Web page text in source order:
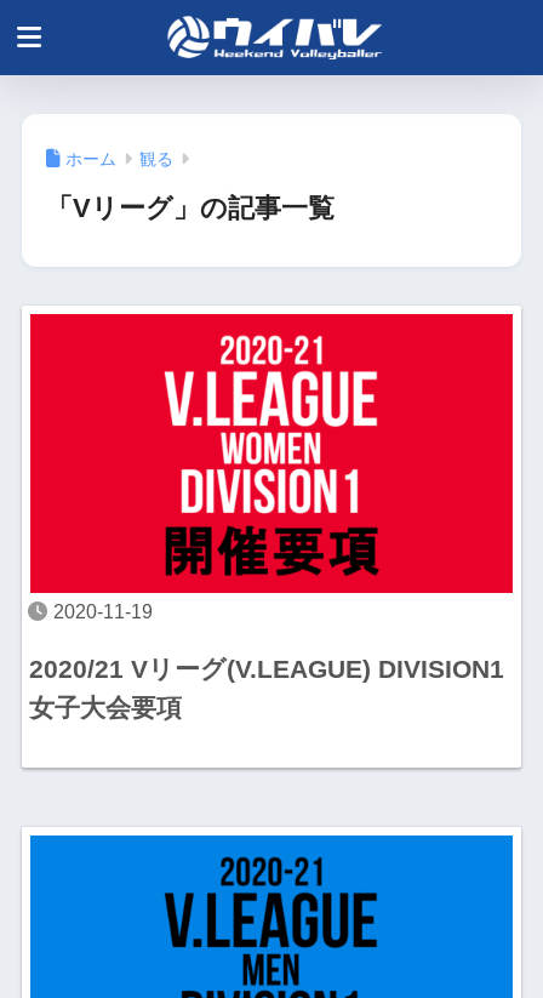
ホーム 観る
「Vリーグ」の記事一覧
2020-11-19
2020/21 Vリーグ(V.LEAGUE) DIVISION1
女子大会要項